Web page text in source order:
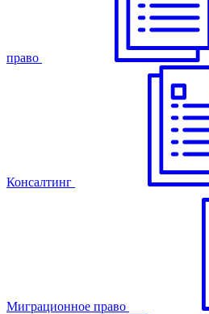
право
Консалтинг
Миграционное право